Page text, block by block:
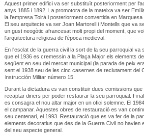
Aquest primer edifici va ser substituït posteriorment per
anys 1885 i 1892. La promotora de la mateixa va ser
la l'empresa Tolrà i posteriorment convertida en
El seu arquitecte va ser Joan Martorell i Montells que va
un gust neogòtic afrancesat molt propi del moment, que
l'arquitectura religiosa de l'època medieval.
En l'esclat de la guerra civil la sort de la seu parroquial
que el 1936 es cremessin a la Plaça Major els elements
següent en seu del mercat municipal (la parada de peix
sent el 1938 seu de les cinc casernes de reclutament del
Instrucción Militar número 15.
Durant la dictadura es van constituir dues comissions
recaptar diners per poder restaurar la seu parroquial.
es consagra el nou altar major en un ofici solemne. El
el campanar. Aquestes obres de restauració es van
seu centenari, el 1993. Restauració que es va fer de la
elements decoratius que des de la Guerra Civil no havien
del seu aspecte general.